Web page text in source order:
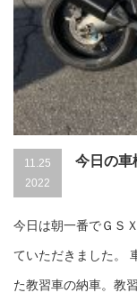
11.25
2022
今日の車
今日は朝一番でＧＳ
ていただきました。
た教習車の納車。教